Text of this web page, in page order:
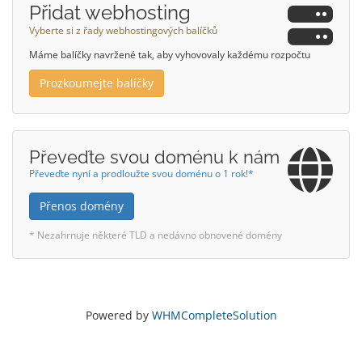
Přidat webhosting
Vyberte si z řady webhostingových balíčků
Máme balíčky navržené tak, aby vyhovovaly každému rozpočtu
Prozkoumejte balíčky
Převeďte svou doménu k nám
Převeďte nyní a prodloužte svou doménu o 1 rok!*
Přenos domény
* Nezahrnuje některé TLD a nedávno obnovené domény
Powered by WHMCompleteSolution